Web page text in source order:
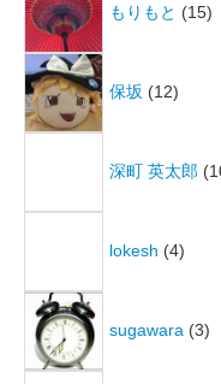
もりもと (15)
保坂 (12)
深町 英太郎
lokesh (4)
sugawara (3)